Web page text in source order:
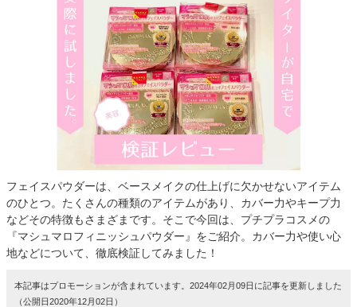
フェイスパウダーは、ベースメイクの仕上げに欠かせないアイテム
のひとつ。たくさんの種類のアイテムがあり、カバー力やキープ力
などその特徴もさまざまです。そこで今回は、プチプラコスメの
『マシュマロフィニッシュパウダー』をご紹介。カバー力や使い心
地などについて、徹底検証してみました！
本記事はプロモーションが含まれています。2024年02月09日に記事を更新しました
（公開日2020年12月02日）